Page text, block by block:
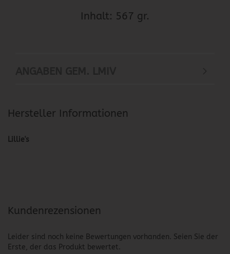
Inhalt: 567 gr.
Hersteller Informationen
Lillie's
Kundenrezensionen
Leider sind noch keine Bewertungen vorhanden. Seien Sie der
Erste, der das Produkt bewertet.